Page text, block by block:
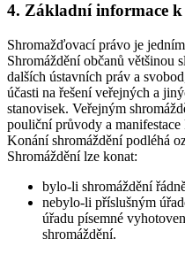
4. Základní informace
Shromažďovací právo je
Shromáždění občanů většinou
dalších ústavních práv a
účasti na řešení veřejných a
stanovisek. Veřejným
pouliční průvody a
Konání shromáždění podléhá
Shromáždění lze konat:
bylo-li shromáždění
nebylo-li příslušným
úřadu písemné
shromáždění.